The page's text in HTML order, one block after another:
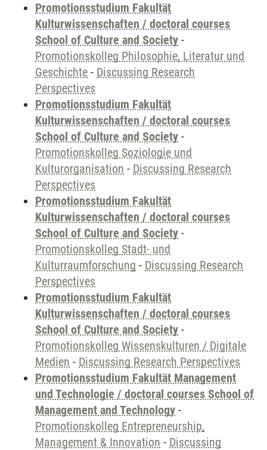
Promotionsstudium Fakultät
Kulturwissenschaften / doctoral courses
School of Culture and Society -
Promotionskolleg Philosophie, Literatur und
Geschichte - Discussing Research
Perspectives
Promotionsstudium Fakultät
Kulturwissenschaften / doctoral courses
School of Culture and Society -
Promotionskolleg Soziologie und
Kulturorganisation - Discussing Research
Perspectives
Promotionsstudium Fakultät
Kulturwissenschaften / doctoral courses
School of Culture and Society -
Promotionskolleg Stadt- und
Kulturraumforschung - Discussing Research
Perspectives
Promotionsstudium Fakultät
Kulturwissenschaften / doctoral courses
School of Culture and Society -
Promotionskolleg Wissenskulturen / Digitale
Medien - Discussing Research Perspectives
Promotionsstudium Fakultät Management
und Technologie / doctoral courses School of
Management and Technology -
Promotionskolleg Entrepreneurship,
Management & Innovation - Discussing